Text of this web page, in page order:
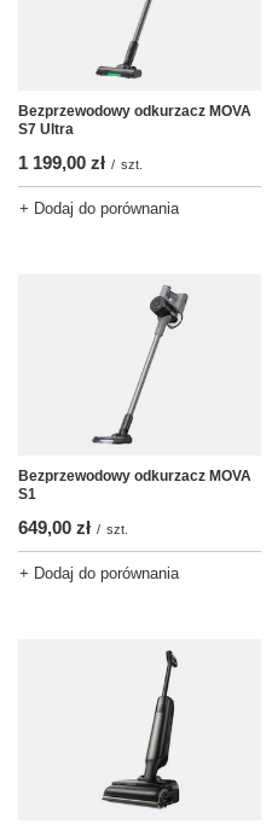
Bezprzewodowy odkurzacz MOVA
S7 Ultra
1 199,00 zł / szt.
+ Dodaj do porównania
Bezprzewodowy odkurzacz MOVA
S1
649,00 zł / szt.
+ Dodaj do porównania